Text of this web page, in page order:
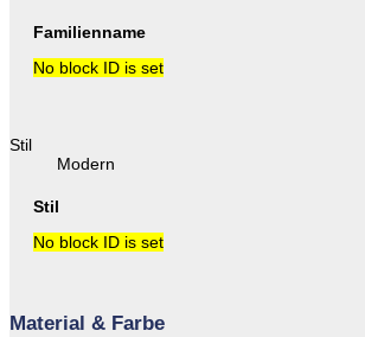
Familienname
No block ID is set
Stil
Modern
Stil
No block ID is set
Material & Farbe